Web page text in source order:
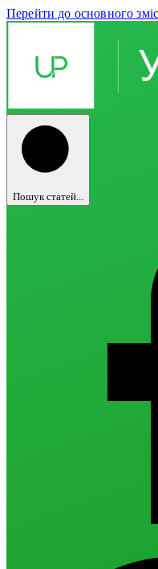
Перейти до основного
Пошук статей...